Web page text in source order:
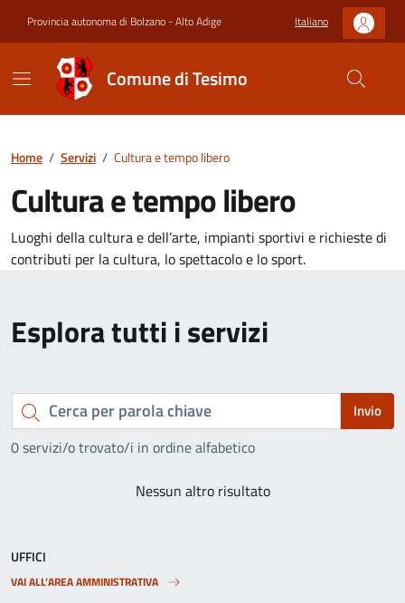
Provincia autonoma di Bolzano - Alto Adige Italiano
Comune di Tesimo
Home / Servizi / Cultura e tempo libero
Cultura e tempo libero
Luoghi della cultura e dell’arte, impianti sportivi e richieste di
contributi per la cultura, lo spettacolo e lo sport.
Esplora tutti i servizi
Cerca
per
Invio
0 servizi/o trovato/i in ordine alfabetico
Nessun altro risultato
UFFICI
VAI ALL’AREA AMMINISTRATIVA